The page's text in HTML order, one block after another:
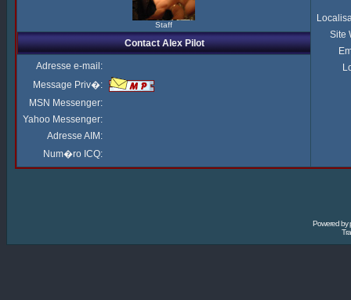
Staff
Site
Contact Alex Pilot
Adresse e-mail:
Message Priv�:
MSN Messenger:
Yahoo Messenger:
Adresse AIM:
Num�ro ICQ:
Powered by